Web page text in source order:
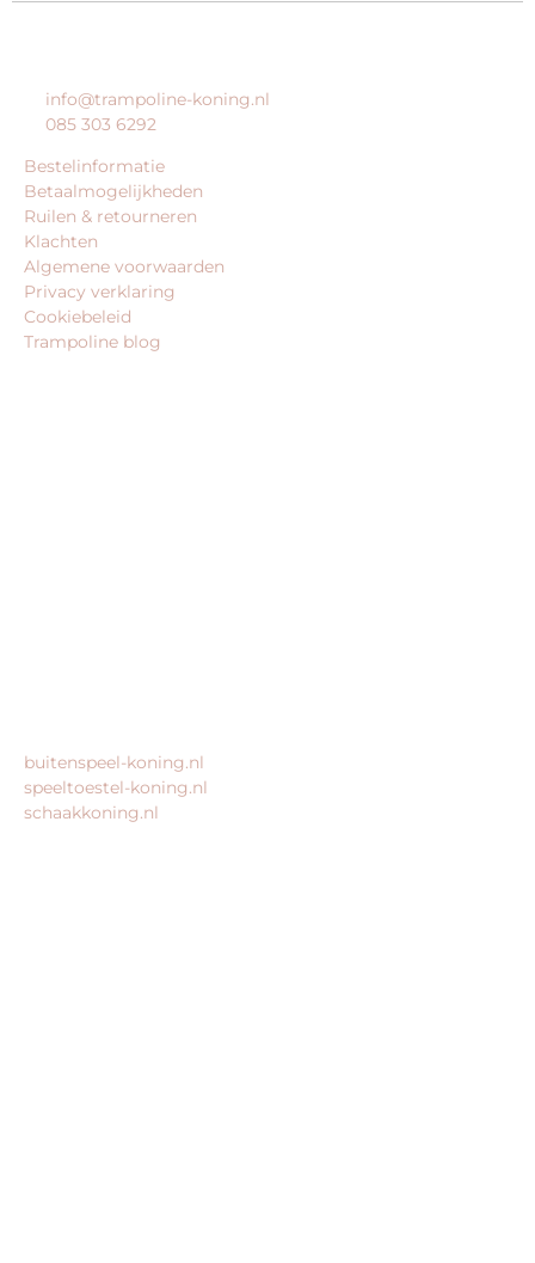
info@trampoline-koning.nl
085 303 6292
Bestelinformatie
Betaalmogelijkheden
Ruilen & retourneren
Klachten
Algemene voorwaarden
Privacy verklaring
Cookiebeleid
Trampoline blog
buitenspeel-koning.nl
speeltoestel-koning.nl
schaakkoning.nl